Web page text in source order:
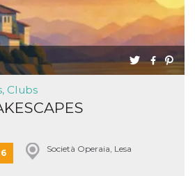
Clubs
Società Operaia, Lesa